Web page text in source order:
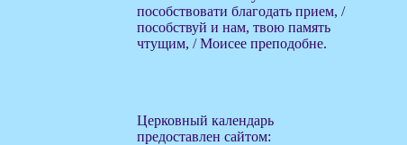
пособствовати благодать прием, /
пособствуй и нам, твою память
чтущим, / Моисее преподобне.
Церковный календарь
предоставлен сайтом: